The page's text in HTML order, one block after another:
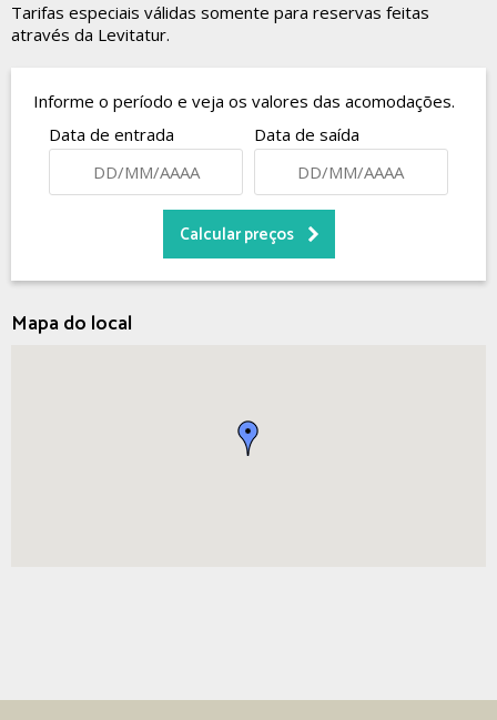
Tarifas especiais válidas somente para reservas feitas
através da Levitatur.
Informe o período e veja os valores das acomodações.
Data de entrada
Data de saída
Mapa do local